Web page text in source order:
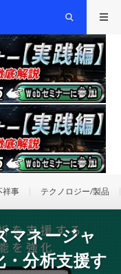
祥事 テクノロジー/製品
マネージャ
・分析支援す